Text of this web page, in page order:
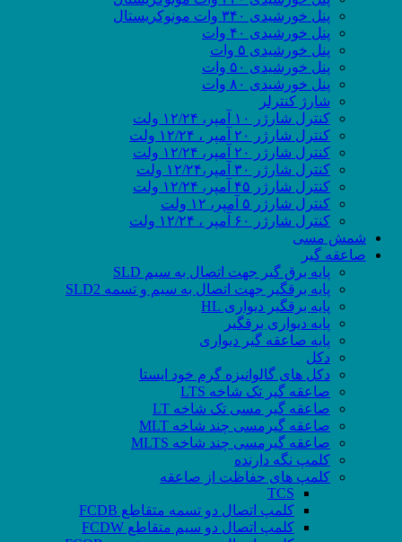
پنل خورشیدی ۳۴۰ وات مونوکریستال
پنل خورشیدی ۴۰ وات
پنل خورشیدی ۵ وات
پنل خورشیدی ۵۰ وات
پنل خورشیدی ۸۰ وات
شارژ کنترلر
کنترل شارژر ۱۰ آمپر، ۱۲/۲۴ ولت
کنترل شارژر ۲۰ آمپر ، ۱۲/۲۴ ولت
کنترل شارژر ۲۰ آمپر، ۱۲/۲۴ ولت
کنترل شارژر ۳۰ آمپر،۱۲/۲۴ ولت
کنترل شارژر ۴۵ آمپر، ۱۲/۲۴ ولت
کنترل شارژر ۵ آمپر، ۱۲ ولت
کنترل شارژر ۶۰ آمپر ، ۱۲/۲۴ ولت
شمش مسی
صاعقه گیر
پایه برق گیر جهت اتصال به سیم SLD
پایه برقگیر جهت اتصال به سیم و تسمه SLD2
پایه برقگیر دیواری HL
پایه دیواری برقگیر
پایه صاعقه گیر دیواری
دکل
دکل های گالوانیزه گرم خود ایستا
صاعقه گیر تک شاخه LTS
صاعقه گیر مسی تک شاخه LT
صاعقه گیرمسی چند شاخه MLT
صاعقه گیرمسی چند شاخه MLTS
کلمپ نگه دارنده
کلمپ های حفاظت از صاعقه
TCS
کلمپ اتصال دو تسمه متقاطع FCDB
کلمپ اتصال دو سیم متقاطع FCDW